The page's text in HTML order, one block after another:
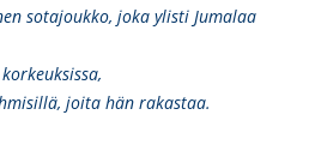
sotajoukko, joka ylisti Jumalaa
joita hän rakastaa.